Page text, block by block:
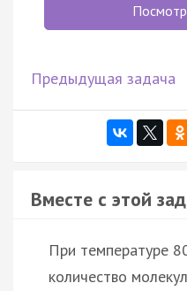
Предыдущая задача
Вместе с этой
При температуре
количество